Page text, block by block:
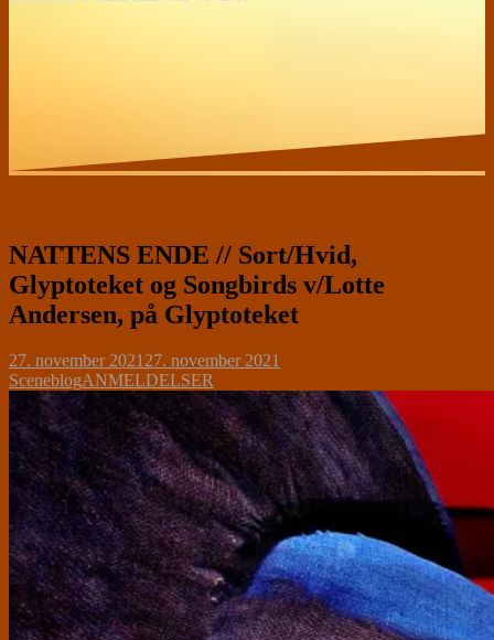
NATTENS ENDE // Sort/Hvid,
Glyptoteket og Songbirds v/Lotte
Andersen, på Glyptoteket
27. november 202127. november 2021
SceneblogANMELDELSER